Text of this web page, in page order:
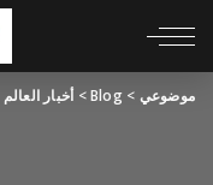
موضوعي >
Blog
> أخبار العالم